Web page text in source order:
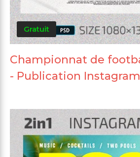
Gratuit
Championnat de
- Publication Instagram